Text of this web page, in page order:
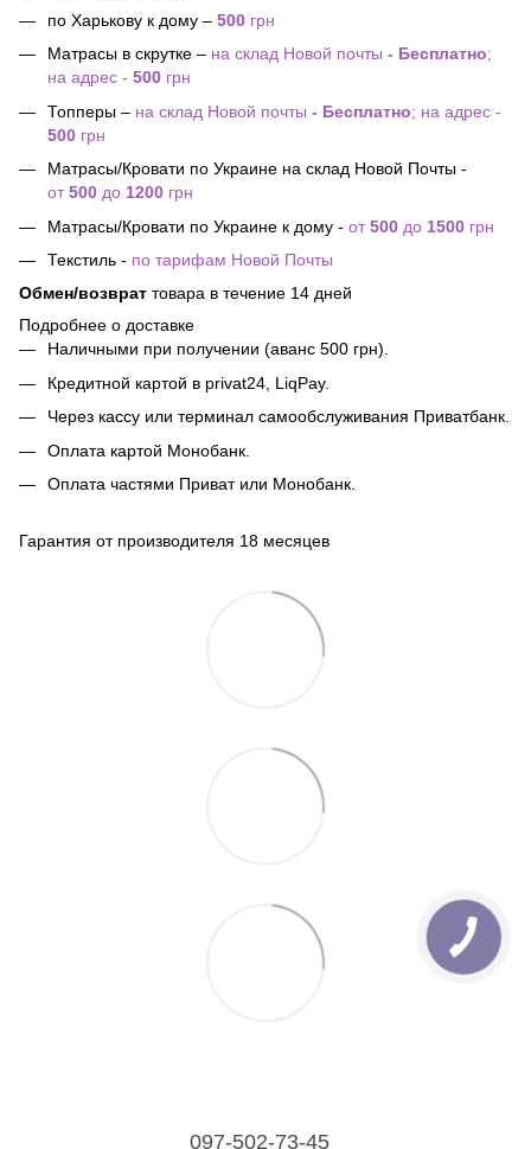
по Харькову к дому – 500 грн
Матрасы в скрутке – на склад Новой почты - Бесплатно;
на адрес - 500 грн
Топперы – на склад Новой почты - Бесплатно; на адрес -
500 грн
Матрасы/Кровати по Украине на склад Новой Почты -
от500 до 1200 грн
Матрасы/Кровати по Украине к дому - от500 до 1500 грн
Текстиль - по тарифам Новой Почты
Обмен/возврат товара в течение 14 дней
Подробнее о доставке
Наличными при получении (аванс 500 грн).
Кредитной картой в privat24, LiqPay.
Через кассу или терминал самообслуживания Приватбанк.
Оплата картой Монобанк.
Оплата частями Приват или Монобанк.
Гарантия от производителя 18 месяцев
097-502-73-45